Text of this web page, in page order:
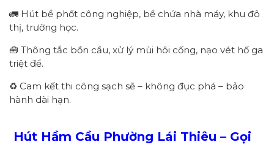
🚛 Hút bể phốt công nghiệp, bể chứa nhà máy, khu đô
thị, trường học.
🧰 Thông tắc bồn cầu, xử lý mùi hôi cống, nạo vét hố ga
triệt để.
♻️ Cam kết thi công sạch sẽ – không đục phá – bảo
hành dài hạn.
Hút Hầm Cầu Phường Lái Thiêu – Gọi